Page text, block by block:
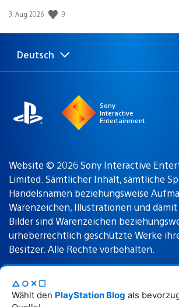
△○✕☐
Wählt den PlayStation Blog als
Veröffentlichungsdatum:
3. Aug 2026 9
Select
a
Aktuelle
Region:
Deutsch
Sony
Interactive
Entertainment
Website © 2026 Sony Interactive
Limited. Sämtlicher Inhalt, sämtliche
Handelsnamen beziehungsweise
Warenzeichen, Illustrationen und
Bilder sind Warenzeichen
urheberrechtlich geschützte Werke
Besitzer. Alle Rechte vorbehalten.
Nutzungsbedingungen